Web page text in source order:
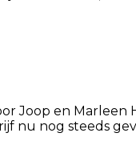
Joop en
nu nog steeds